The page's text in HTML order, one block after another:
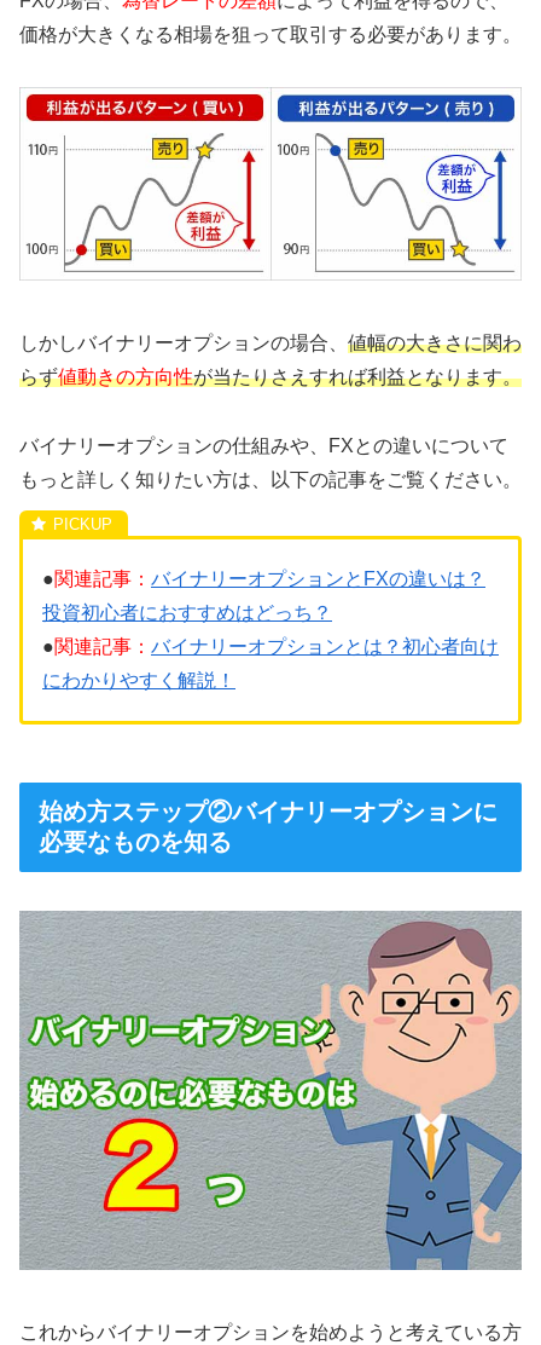
価格が大きくなる相場を狙って取引する必要があります。
しかしバイナリーオプションの場合、 値幅の大きさに関わ
らず値動きの方向性が当たりさえすれば利益となります。
バイナリーオプションの仕組みや、FXとの違いについて
もっと詳しく知りたい方は、以下の記事をご覧ください。
●関連記事： バイナリーオプションとFXの違いは？
投資初心者におすすめはどっち？
●関連記事： バイナリーオプションとは？初心者向け
にわかりやすく解説！
始め方ステップ②バイナリーオプションに
必要なものを知る
これからバイナリーオプションを始めようと考えている方